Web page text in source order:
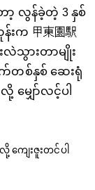
ာ့ လွန်ခဲ့တဲ့ 3 နှစ်
က 甲東園駅
လဲသွားတာမျိုး
တစ်နှစ် ဆေးရုံ
မျှော်လင့်ပါ
လို့ ကျေးဇူးတင်ပါ